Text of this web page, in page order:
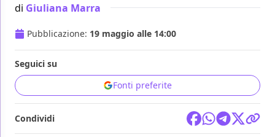
di Giuliana Marra
Pubblicazione: 19 maggio alle 14:00
Seguici su
Fonti preferite
Condividi